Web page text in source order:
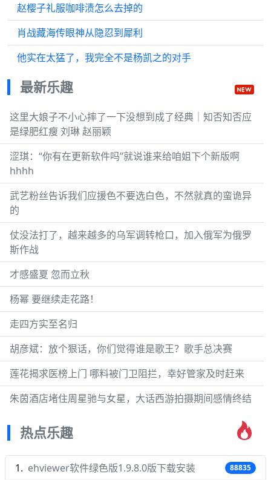
赵樱子礼服咖啡渍怎么去掉的
肖战藏海传眼神从隐忍到犀利
他实在太猛了，我完全不是杨凯之的对手
最新乐趣
这里大娘子不小心摔了一下没想到成了经典｜知否知否应
是绿肥红瘦 刘琳 赵丽颖
涩琪：“你有在更新软件吗”就说谁来给咱姐下个新版啊
hhhh
武艺粉丝告诉我们应援色不要选白色，不然就真的蛮诡异
的
仗没法打了，越来越多的乌军调转枪口，加入俄军为俄罗
斯作战
才感盛夏 忽而立秋
杨幂 要继续走花路！
走四方实至名归
胡彦斌：放个狠话，你们觉得谁是歌王？歌手总决赛
莲花揭求医榜上门 哪料被门卫阻拦，幸好管家及时赶来
朱茵酒店堵住周星驰与女星，大话西游拍摄期间感情终结
热点乐趣
ehviewer软件绿色版1.9.8.0版下载安装 88835